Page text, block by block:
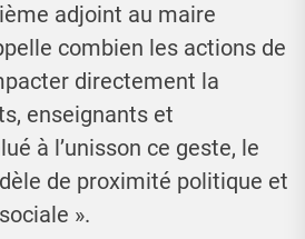
adjoint au maire
combien les actions de
directement la
enseignants et
à l’unisson ce geste, le
de proximité politique et
».